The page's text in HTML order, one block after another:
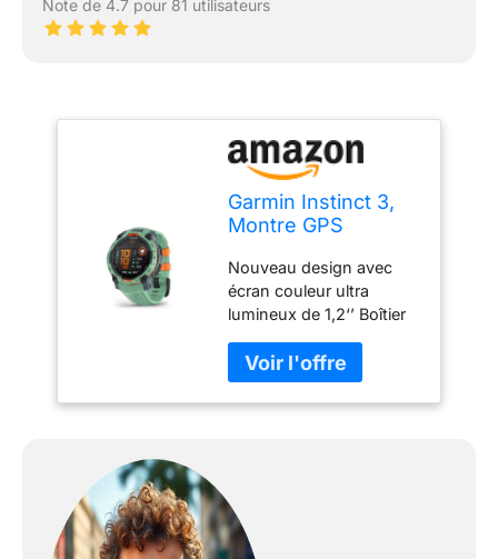
Note de 4.7 pour 81 utilisateurs
Garmin Instinct 3,
Montre GPS
AMOLED, Neo
Tropic, 45mm
Nouveau design avec
écran couleur ultra
lumineux de 1,2‘’ Boîtier
chaleur, aux chocs et à
l'eau selon la norme
militaire américaine 810 et
montre connectée et 32h
en mode GPS Intégration
d’une lampe torche à